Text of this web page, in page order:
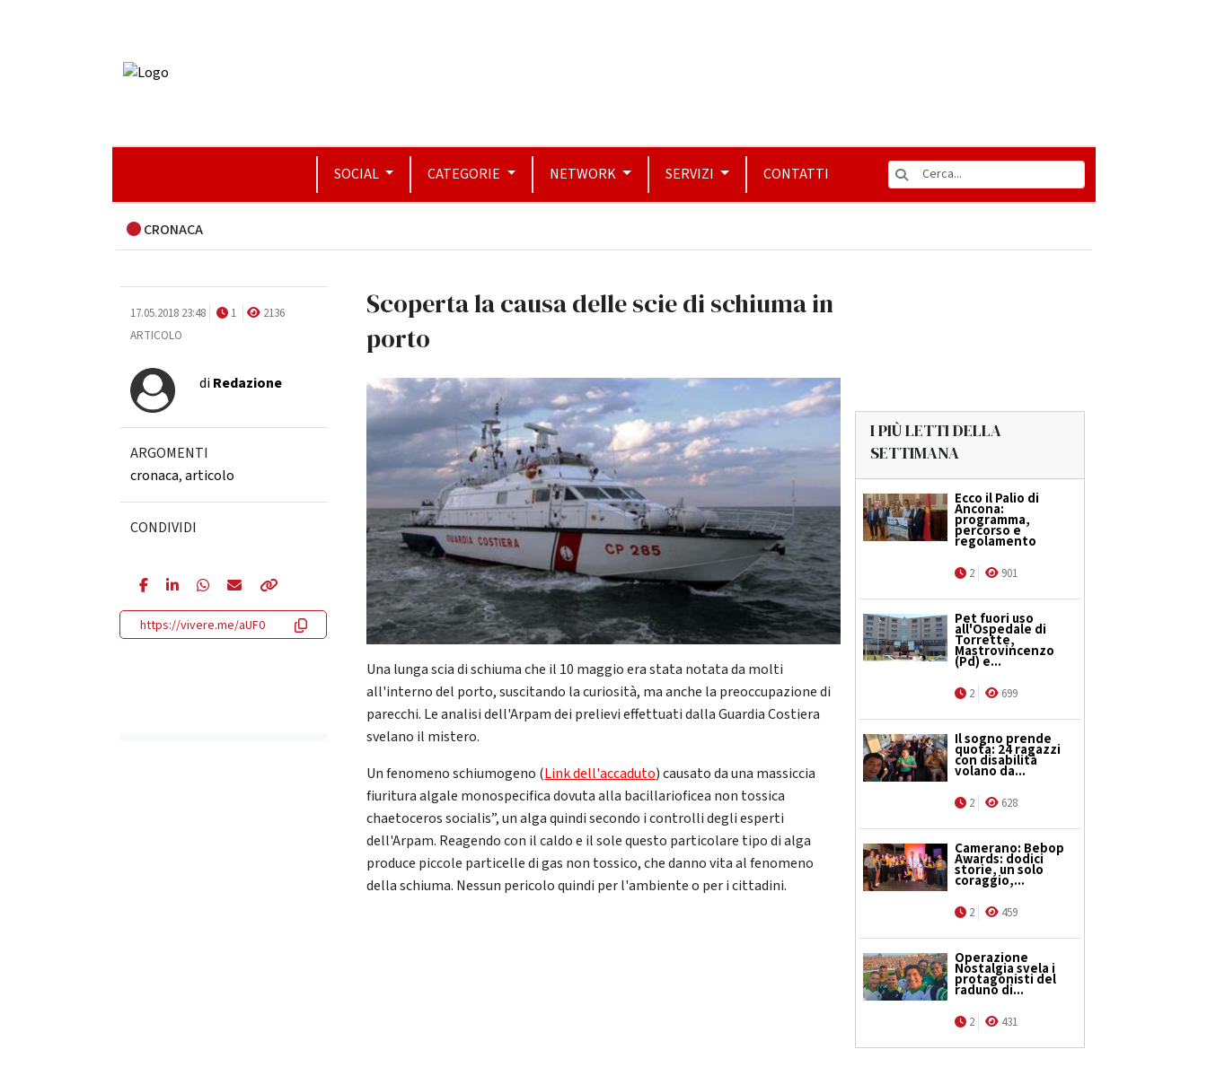
SOCIAL CATEGORIE NETWORK SERVIZI CONTATTI
CRONACA
17.05.2018 23:48 1
2136
ARTICOLO
diRedazione
ARGOMENTI
cronaca,articolo
CONDIVIDI
https://vivere.me/aUF0
Scoperta la causa delle scie di schiuma in
porto
Una lunga scia di schiuma che il 10 maggio era stata notata da molti
all'interno del porto, suscitando la curiosità, ma anche la preoccupazione di
parecchi. Le analisi dell'Arpam dei prelievi effettuati dalla Guardia Costiera
svelano il mistero.
Un fenomeno schiumogeno (Link dell'accaduto) causato da una massiccia
fiuritura algale monospecifica dovuta alla bacillarioficea non tossica
chaetoceros socialis”, un alga quindi secondo i controlli degli esperti
dell'Arpam. Reagendo con il caldo e il sole questo particolare tipo di alga
produce piccole particelle di gas non tossico, che danno vita al fenomeno
della schiuma. Nessun pericolo quindi per l'ambiente o per i cittadini.
I PIÙ LETTI DELLA
SETTIMANA
Ecco il Palio di
Ancona:
programma,
percorso e
regolamento
2 901
Pet fuori uso
all'Ospedale di
Torrette,
Mastrovincenzo
(Pd) e...
2 699
Il sogno prende
quota: 24 ragazzi
con disabilità
volano da...
2 628
Camerano: Bebop
Awards: dodici
storie, un solo
coraggio,...
2 459
Operazione
Nostalgia svela i
protagonisti del
raduno di...
2 431